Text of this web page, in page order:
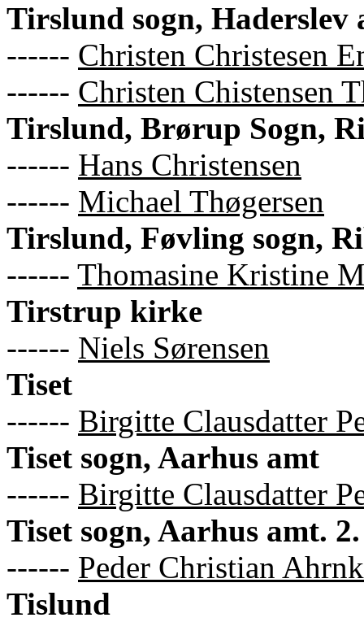
Tirslund sogn, Haderslev
------ Christen Christesen
------ Christen Chistensen
Tirslund, Brørup Sogn,
------ Hans Christensen
------ Michael Thøgersen
Tirslund, Føvling sogn,
------ Thomasine Kristine
Tirstrup kirke
------ Niels Sørensen
Tiset
------ Birgitte Clausdatter
Tiset sogn, Aarhus amt
------ Birgitte Clausdatter
Tiset sogn, Aarhus amt.
------ Peder Christian
Tislund